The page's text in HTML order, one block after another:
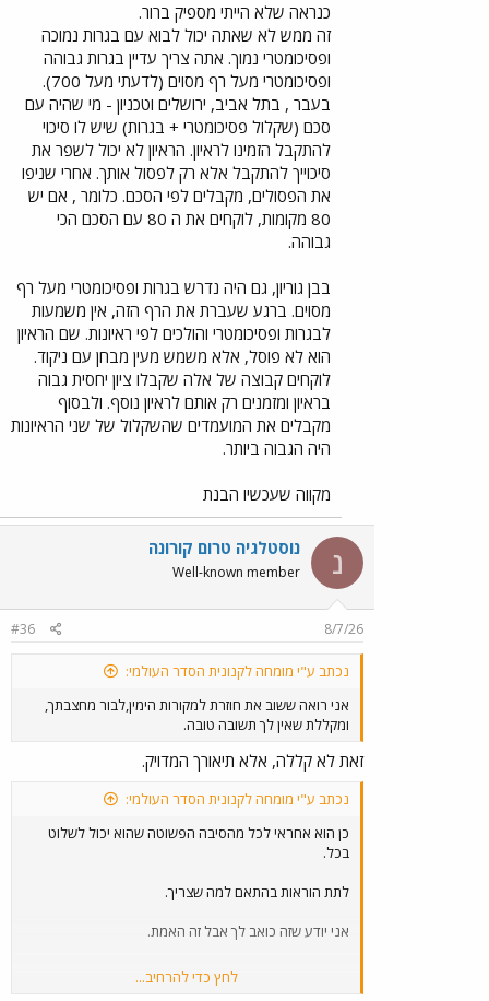
מה שהבנתי מדבריך שמי שלא עובר את הראיון יעבור
ראיון הבא - אין כאן איזה סף אבסולוטי כמו שלהגיד יש
אנשים
טיפשים מידי שלא משנה כמה יתאמצו לא יגיעו
לפסיכומטרי 700 וזה מה שצריך לרפואה.
כנראה שלא הייתי מספיק ברור.
זה ממש לא שאתה יכול לבוא עם בגרות נמוכה
ופסיכומטרי נמוך. אתה צריך עדיין בגרות גבוהה
ופסיכומטרי מעל רף מסוים (לדעתי מעל 700).
בעבר , בתל אביב, ירושלים וטכניון - מי שהיה עם
סכם (שקלול פסיכומטרי + בגרות) שיש לו סיכוי
להתקבל הזמינו לראיון. הראיון לא יכול לשפר את
סיכוייך להתקבל אלא רק לפסול אותך. אחרי שניפו
את הפסולים, מקבלים לפי הסכם. כלומר , אם יש
80 מקומות, לוקחים את ה 80 עם הסכם הכי
גבוהה.
בבן גוריון, גם היה נדרש בגרות ופסיכומטרי מעל רף
מסוים. ברגע שעברת את הרף הזה, אין משמעות
לבגרות ופסיכומטרי והולכים לפי ראיונות. שם הראיון
הוא לא פוסל, אלא משמש מעין מבחן עם ניקוד.
לוקחים קבוצה של אלה שקבלו ציון יחסית גבוה
בראיון ומזמנים רק אותם לראיון נוסף. ולבסוף
מקבלים את המועמדים שהשקלול של שני הראיונות
היה הגבוה ביותר.
מקווה שעכשיו הבנת
נ נוסטלגיה טרום קורונה
Well-known member
8/7/26
#36
נכתב ע"י מומחה לקנונית הסדר העולמי:
אני רואה ששוב את חוזרת למקורות הימין,לבור מחצבתך,
ומקללת שאין לך תשובה טובה.
זאת לא קללה, אלא תיאורך המדויק.
נכתב ע"י מומחה לקנונית הסדר העולמי:
כן הוא אחראי לכל מהסיבה הפשוטה שהוא יכול לשלוט
בכל.
לתת הוראות בהתאם למה שצריך.
אני יודע שזה כואב לך אבל זה האמת.
לא שמעתי באופן כללי אף פעם ו"ברוך השם" חייתי עשרות
לחץ כדי להרחיב...